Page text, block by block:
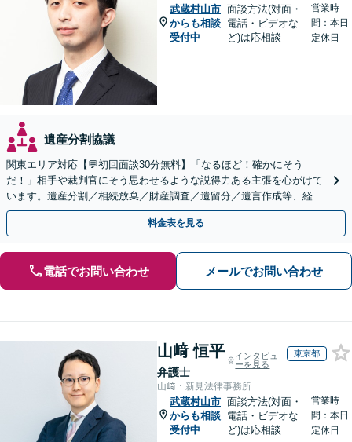
武蔵村山市
からも相談
受付中
面談方法(対面・
電話・ビデオな
ど)は応相談
営業時
間：本日
定休日
遺産分割協議
関東エリア対応【💬初回面談30分無料】「なるほど！確かにそう
だ！」相手や裁判官にそう思わせるような説得力ある主張を心がけて
います。遺産分割／相続放棄／財産調査／遺留分／遺言作成等、経験
豊富な事務所。複雑な手続を代行【年間相談100件以上】
料金表を見る
電話でお問い合わせ メールでお問い合わせ
山﨑 恒平
弁護士
インタビュ
ーを見る
東京都
山﨑・新見法律事務所
武蔵村山市
からも相談
受付中
面談方法(対面・
電話・ビデオな
ど)は応相談
営業時
間：本日
定休日